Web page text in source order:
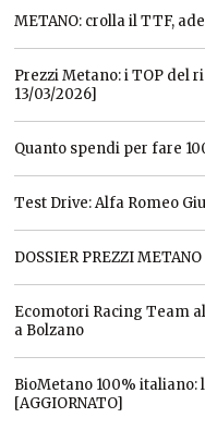
METANO: crolla il TTF,
Prezzi Metano: i TOP del
13/03/2026]
Quanto spendi per fare
Test Drive: Alfa Romeo
DOSSIER PREZZI
Ecomotori Racing Team
a Bolzano
BioMetano 100% italiano:
[AGGIORNATO]